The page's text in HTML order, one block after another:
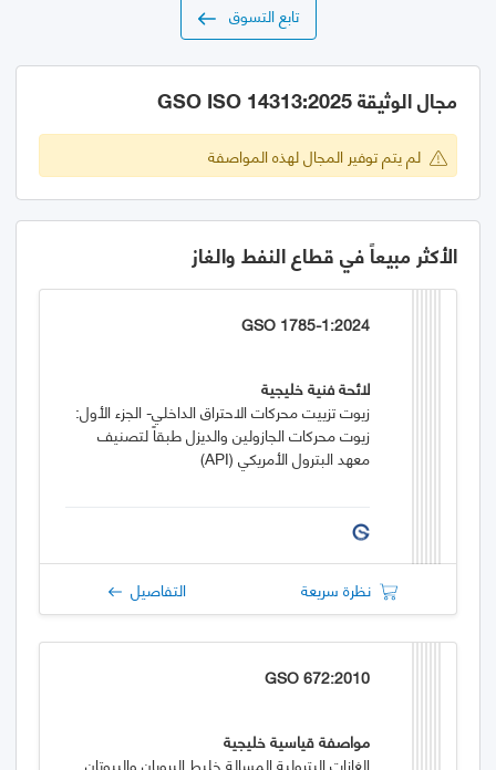
تابع التسوق
مجال الوثيقة GSO ISO 14313:2025
لم يتم توفير المجال لهذه المواصفة
الأكثر مبيعاً في قطاع النفط والغاز
GSO 1785-1:2024
لائحة فنية خليجية
زيوت تزييت محركات الاحتراق الداخلي- الجزء الأول:
زيوت محركات الجازولين والديزل طبقاً لتصنيف
معهد البترول الأمريكي (API)
نظرة سريعة التفاصيل
GSO 672:2010
مواصفة قياسية خليجية
الغازات البترولية المسالة خليط البروبان والبيوتان